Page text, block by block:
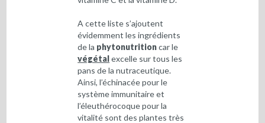
A cette liste s’ajoutent
évidemment les ingrédients
de la phytonutritioncar le
végétalexcelle sur tous les
pans de la nutraceutique.
Ainsi, l’échinacée pour le
système immunitaire et
l’éleuthérocoque pour la
vitalité sont des plantes très